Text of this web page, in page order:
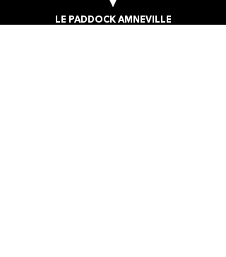
LE PADDOCK AMNEVILLE​